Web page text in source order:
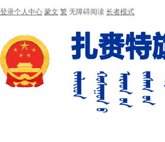
登录个人中心 蒙文 繁 无障碍阅读 长者模式